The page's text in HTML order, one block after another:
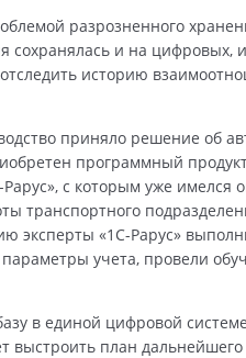
разрозненного
сохранялась и на цифровых,
историю
приняло решение об
программный
с которым уже имелся
транспортного
эксперты «1С-Рарус»
учета, провели
в единой цифровой
выстроить план дальнейшего